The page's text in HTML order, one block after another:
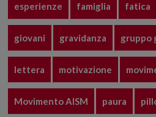
esperienze famiglia fatica
giovani gravidanza gruppo
lettera motivazione
Movimento AISM paura